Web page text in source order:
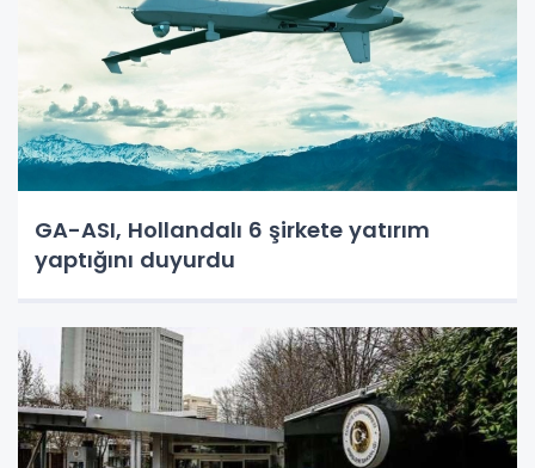
GA-ASI, Hollandalı 6 şirkete yatırım
yaptığını duyurdu